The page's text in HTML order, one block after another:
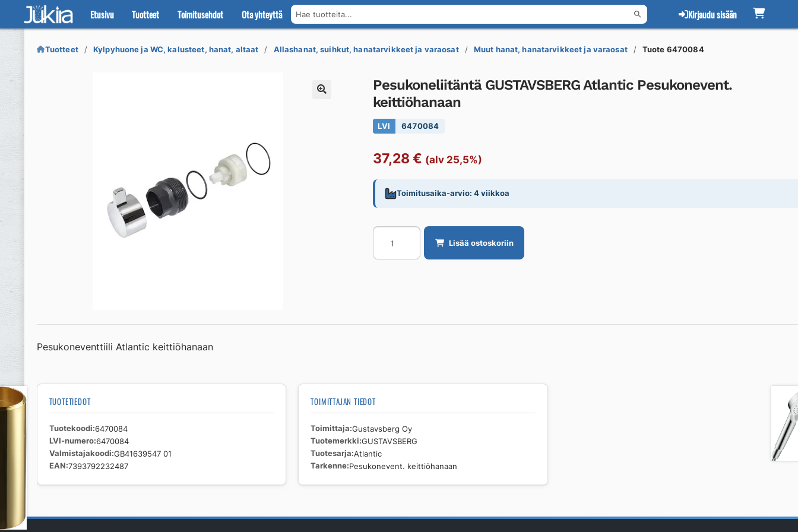
Etusivu Tuotteet Toimitusehdot Ota yhteyttä Hae tuotteita... Kirjaudu sisään
Siirry
navigointiin
Siirry
sisältöön
Tuotteet Kylpyhuone ja WC, kalusteet, hanat, altaat Allashanat, suihkut, hanatarvikkeet ja varaosat Muut hanat, hanatarvikkeet ja varaosat Tuote 6470084
Pesukoneliitäntä GUSTAVSBERG Atlantic Pesukonevent.
keittiöhanaan
LVI 6470084
37,28 € (alv 25,5%)
Toimitusaika-arvio: 4 viikkoa
Pesukoneliitäntä
GUSTAVSBERG
Atlantic
Lisää ostoskoriin
Pesukoneventtiili Atlantic keittiöhanaan
TUOTETIEDOT
Tuotekoodi 6470084
LVI-numero 6470084
Valmistajakoodi GB41639547 01
EAN 7393792232487
TOIMITTAJAN TIEDOT
Toimittaja Gustavsberg Oy
Tuotemerkki GUSTAVSBERG
Tuotesarja Atlantic
Tarkenne Pesukonevent. keittiöhanaan